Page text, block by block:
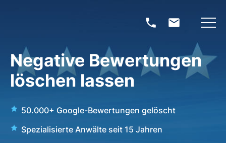
Negative Bewertungen
löschen lassen
50.000+ Google-Bewertungen gelöscht
Spezialisierte Anwälte seit 15 Jahren